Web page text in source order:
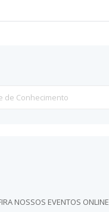
NOSSOS EVENTOS ONLINE